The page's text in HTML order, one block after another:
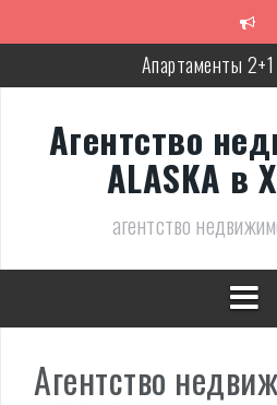
Апартаменты
Трёхспальная вилла
Современная, полностью
Люкс вилла с
Великолепное
Агентство
ALASKA в
агентство
Агентство